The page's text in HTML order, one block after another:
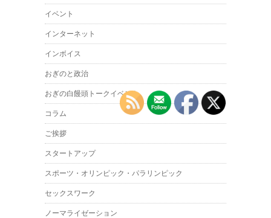
イベント
インターネット
インボイス
おぎのと政治
おぎの白饅頭トークイベント
コラム
ご挨拶
スタートアップ
スポーツ・オリンピック・パラリンピック
セックスワーク
ノーマライゼーション